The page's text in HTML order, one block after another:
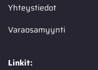
Yhteystiedot
Varaosamyynti
Linkit: